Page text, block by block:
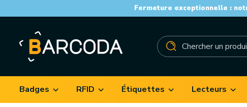
Fermeture exceptionnelle :
Badges RFID Étiquettes Lecteurs